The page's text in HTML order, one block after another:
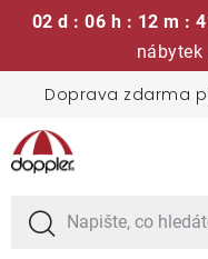
02 d : 06 h : 12 m :
nábytek
obsah
Doprava zdarma
Sedací soupravy
Slunečníky
Křesla a židle